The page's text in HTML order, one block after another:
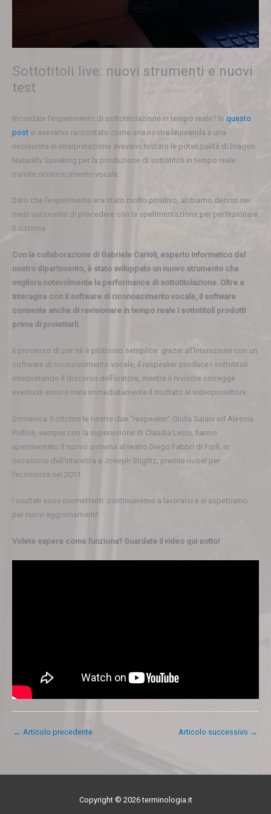
Sottotitoli live: nuovi strumenti e nuovi
test
Ricordate l’esperimento di sottotitolazione in tempo reale? In questo
post vi avevamo raccontato come una nostra laureanda e una
neolaureta in interpretazione avevano testato le potenzialità di Dragon
Naturally Speaking per la produzione di sottotitoli in tempo reale
tramite riconoscimento vocale.
Dato che l’esperimento era stato molto positivo, abbiamo deciso nei
mesi successivi di procedere con la sperimentazione per perfezionare
il sistema.
Con la collaborazione di Gabriele Carioli, esperto informatico del
nostro dipartimento, è stato sviluppato un nuovo strumento che
migliora notevolmente la performance di sottotitolazione. Oltre a
interagire con il software di riconoscimento vocale, il software
consente anche di revisionare in tempo reale i sottotitoli prodotti
prima di proiettarli.
Il processo di per sè è piuttosto semplice: grazie all’interazione con un
software di riconoscimento vocale, il respeaker produce i sottotitoli
interpretando il discorso dell’oratore, mentre il revisore corregge
eventuali errori e invia immediatamente il risultato al videoproiettore.
Domenica 9 ottobre le nostre due “respeaker” Giulia Salani ed Alessia
Pollice, sempre con la supervisione di Claudia Lecci, hanno
sperimentato il nuovo sistema al teatro Diego Fabbri di Forlì, in
occasione dell’intervista a Joseph Stiglitz, premio nobel per
l’economia nel 2011.
I risultati sono promettenti: continueremo a lavorarci e vi aspettiamo
per nuovi aggiornamenti!
Volete sapere come funziona? Guardate il video qui sotto!
← Articolo precedente Articolo successivo →
Copyright © 2026 terminologia.it